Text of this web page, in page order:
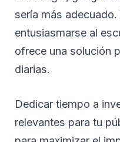
sería más
entusiasmarse al
ofrece una solución
diarias.
Dedicar tiempo a
relevantes para tu